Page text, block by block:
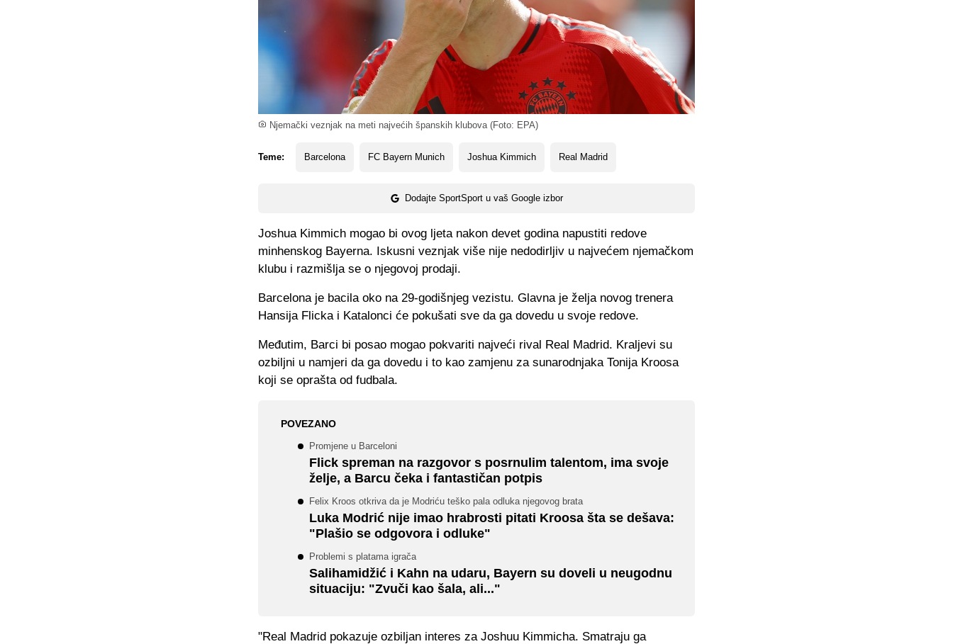
Njemački veznjak na meti najvećih španskih klubova (Foto: EPA)
Teme: Barcelona FC Bayern Munich Joshua Kimmich Real Madrid
Dodajte SportSport u vaš Google izbor
Joshua Kimmich mogao bi ovog ljeta nakon devet godina napustiti redove
minhenskog Bayerna. Iskusni veznjak više nije nedodirljiv u najvećem njemačkom
klubu i razmišlja se o njegovoj prodaji.
Barcelona je bacila oko na 29-godišnjeg vezistu. Glavna je želja novog trenera
Hansija Flicka i Katalonci će pokušati sve da ga dovedu u svoje redove.
Međutim, Barci bi posao mogao pokvariti najveći rival Real Madrid. Kraljevi su
ozbiljni u namjeri da ga dovedu i to kao zamjenu za sunarodnjaka Tonija Kroosa
koji se oprašta od fudbala.
POVEZANO
Promjene u Barceloni
Flick spreman na razgovor s posrnulim talentom, ima svoje
želje, a Barcu čeka i fantastičan potpis
Felix Kroos otkriva da je Modriću teško pala odluka njegovog brata
Luka Modrić nije imao hrabrosti pitati Kroosa šta se dešava:
"Plašio se odgovora i odluke"
Problemi s platama igrača
Salihamidžić i Kahn na udaru, Bayern su doveli u neugodnu
situaciju: "Zvuči kao šala, ali..."
"Real Madrid pokazuje ozbiljan interes za Joshuu Kimmicha. Smatraju ga